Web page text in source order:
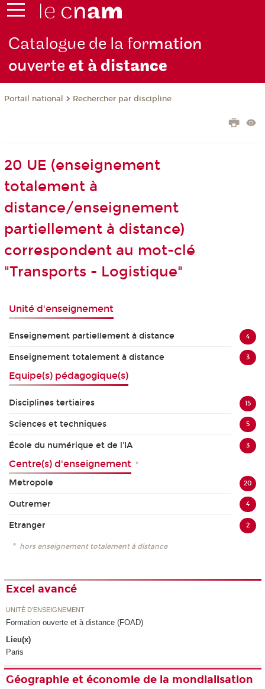
Catalogue de la formation
ouverteet à distance
Portail national Rechercher par discipline
20 UE (enseignement
totalement à
distance/enseignement
partiellement à distance)
correspondent au mot-clé
"Transports - Logistique"
Unité d'enseignement
Enseignement partiellement à distance 4
Enseignement totalement à distance 3
Equipe(s) pédagogique(s)
Disciplines tertiaires 15
Sciences et techniques 5
École du numérique et de l'IA 3
Centre(s) d'enseignement *
Metropole 20
Outremer 4
Etranger 2
* hors enseignement totalement à distance
Excel avancé
UNITÉ D’ENSEIGNEMENT
Formation ouverte et à distance (FOAD)
Lieu(x)
Paris
Géographie et économie de la mondialisation